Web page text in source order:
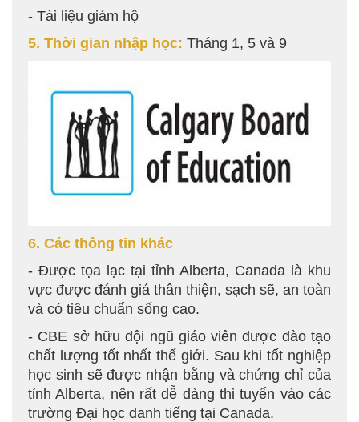
- Tài liệu giám hộ
5. Thời gian nhập học: Tháng 1, 5 và 9
6. Các thông tin khác
- Được tọa lạc tại tỉnh Alberta, Canada là khu
vực được đánh giá thân thiện, sạch sẽ, an toàn
và có tiêu chuẩn sống cao.
- CBE sở hữu đội ngũ giáo viên được đào tạo
chất lượng tốt nhất thế giới. Sau khi tốt nghiệp
học sinh sẽ được nhận bằng và chứng chỉ của
tỉnh Alberta, nên rất dễ dàng thi tuyển vào các
trường Đại học danh tiếng tại Canada.